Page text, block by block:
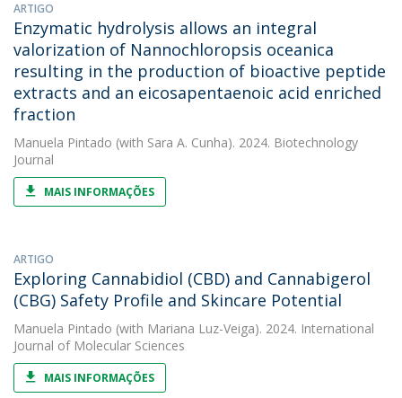
ARTIGO
Enzymatic hydrolysis allows an integral
valorization of Nannochloropsis oceanica
resulting in the production of bioactive peptide
extracts and an eicosapentaenoic acid enriched
fraction
Manuela Pintado (with Sara A. Cunha). 2024. Biotechnology
Journal
MAIS INFORMAÇÕES
ARTIGO
Exploring Cannabidiol (CBD) and Cannabigerol
(CBG) Safety Profile and Skincare Potential
Manuela Pintado (with Mariana Luz-Veiga). 2024. International
Journal of Molecular Sciences
MAIS INFORMAÇÕES